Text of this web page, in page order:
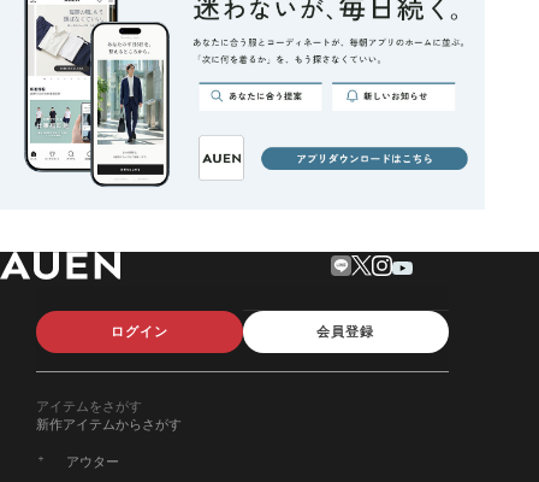
ログイン 会員登録
アイテムをさがす
新作アイテムからさがす
アウター